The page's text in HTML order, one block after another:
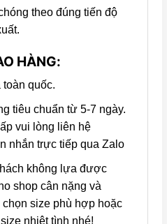
theo đúng tiến độ
HÀNG:
toàn quốc.
tiêu chuẩn từ 5-7 ngày.
vui lòng liên hệ
nhắn trực tiếp qua Zalo
không lựa được
shop cân nặng và
size phù hợp hoặc
nhiệt tình nhé!